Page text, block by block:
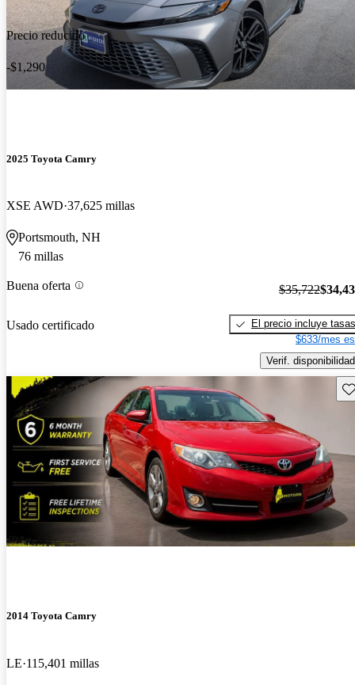
Precio reducido
-$1,290
2025 Toyota Camry
XSE AWD 37,625 millas
Portsmouth, NH
76 millas
Buena oferta
Usado certificado
$35,722
El precio incluye tasas
$633/mes
Verif. disponibilidad
2014 Toyota Camry
LE 115,401 millas